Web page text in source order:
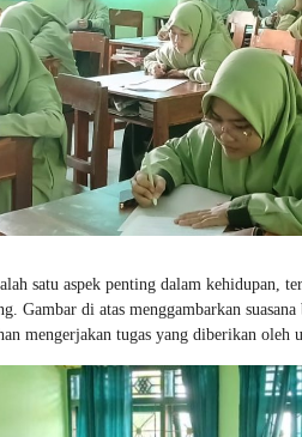
satu aspek penting dalam kehidupan,
Gambar di atas menggambarkan
mengerjakan tugas yang diberikan oleh